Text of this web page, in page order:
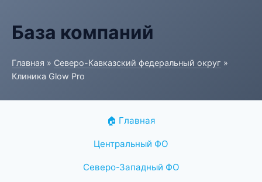
База компаний
Главная » Северо-Кавказский федеральный округ »
Клиника Glow Pro
🏠 Главная
Центральный ФО
Северо-Западный ФО